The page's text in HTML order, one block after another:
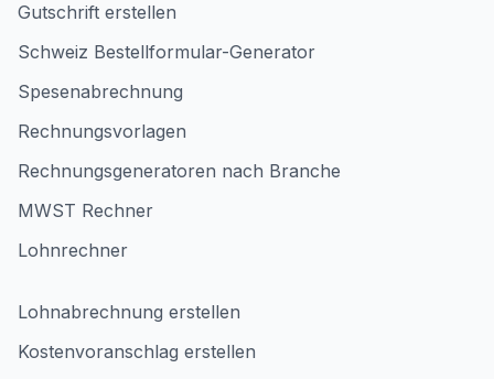
Gutschrift erstellen
Schweiz Bestellformular-Generator
Spesenabrechnung
Rechnungsvorlagen
Rechnungsgeneratoren nach Branche
MWST Rechner
Lohnrechner
Lohnabrechnung erstellen
Kostenvoranschlag erstellen